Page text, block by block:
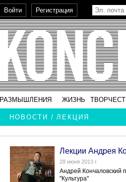
РАЗМЫШЛЕНИЯ ЖИЗНЬ
НОВОСТИ / ЛЕКЦИЯ
Лекции Андрея
28 июня 2013 г.
Андрей Кончаловский
"Культура"